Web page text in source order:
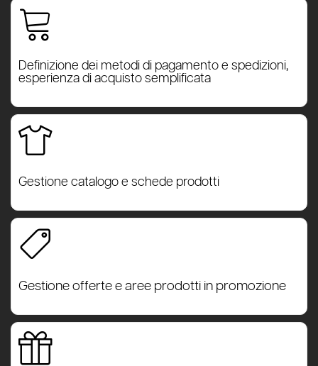
Definizione dei metodi di pagamento e spedizioni,
esperienza di acquisto semplificata
Gestione catalogo e schede prodotti
Gestione offerte e aree prodotti in promozione